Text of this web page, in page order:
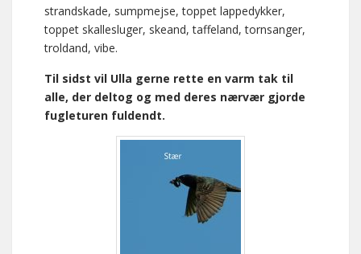
strandskade, sumpmejse, toppet lappedykker,
toppet skallesluger, skeand, taffeland, tornsanger,
troldand, vibe.
Til sidst vil Ulla gerne rette en varm tak til
alle, der deltog og med deres nærvær gjorde
fugleturen fuldendt.